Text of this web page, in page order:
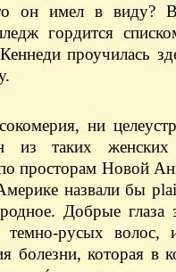
он имел в виду?
гордится
проучилась
ни
из таких женских
просторам Новой
назвали бы
Добрые глаза
русых волос,
болезни, которая в